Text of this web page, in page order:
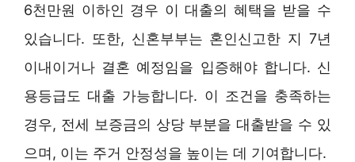
6천만원 이하인 경우 이 대출의 혜택을 받을 수
있습니다. 또한, 신혼부부는 혼인신고한 지 7년
이내이거나 결혼 예정임을 입증해야 합니다. 신
용등급도 대출 가능합니다. 이 조건을 충족하는
경우, 전세 보증금의 상당 부분을 대출받을 수 있
으며, 이는 주거 안정성을 높이는 데 기여합니다.